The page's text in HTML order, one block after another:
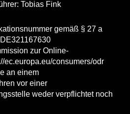
Tobias Fink
gemäß § 27 a
zur Online-
ec.europa.eu/consumers/odr
an einem
vor einer
weder verpflichtet noch